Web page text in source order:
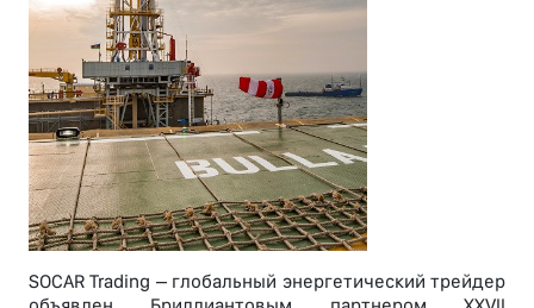
SOCAR Trading – глобальный энергетический трейдер